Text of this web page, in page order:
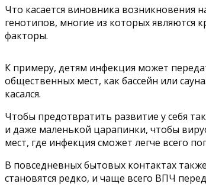
Что касается виновника возникновения
генотипов, многие из которых
факторы.
К примеру, детям инфекция может
общественных мест, как бассейн или
касался.
Чтобы предотвратить развитие у себя
и даже маленькой царапинки, чтобы
мест, где инфекция сможет легче всего
В повседневных бытовых контактах
становятся редко, и чаще всего ВПЧ